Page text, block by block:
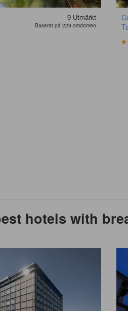
9 Utmärkt
Baserat på 229 omdömen
hotels with